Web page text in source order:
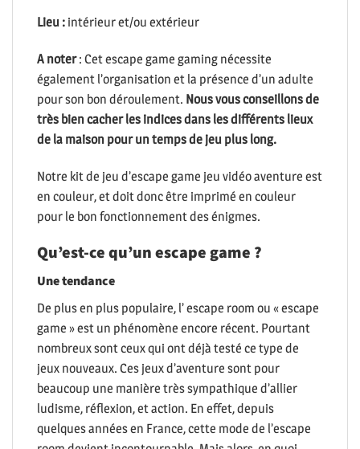
Lieu : intérieur et/ou extérieur
A noter: Cet escape game gaming nécessite
également l’organisation et la présence d’un adulte
pour son bon déroulement. Nous vous conseillons de
très bien cacher les indices dans les différents lieux
de la maison pour un temps de jeu plus long.
Notre kit de jeu d’escape game jeu vidéo aventure est
en couleur, et doit donc être imprimé en couleur
pour le bon fonctionnement des énigmes.
Qu’est-ce qu’un escape game ?
Une tendance
De plus en plus populaire, l’ escape room ou « escape
game » est un phénomène encore récent. Pourtant
nombreux sont ceux qui ont déjà testé ce type de
jeux nouveaux. Ces jeux d’aventure sont pour
beaucoup une manière très sympathique d’allier
ludisme, réflexion, et action. En effet, depuis
quelques années en France, cette mode de l’escape